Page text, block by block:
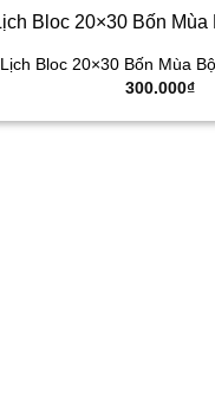
Lịch Bloc 20×30 Bốn Mùa
300.000₫